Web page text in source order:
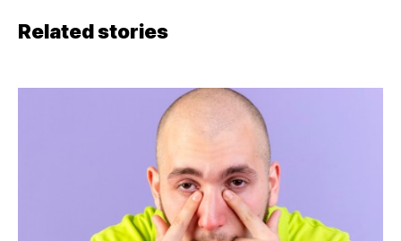
Related stories